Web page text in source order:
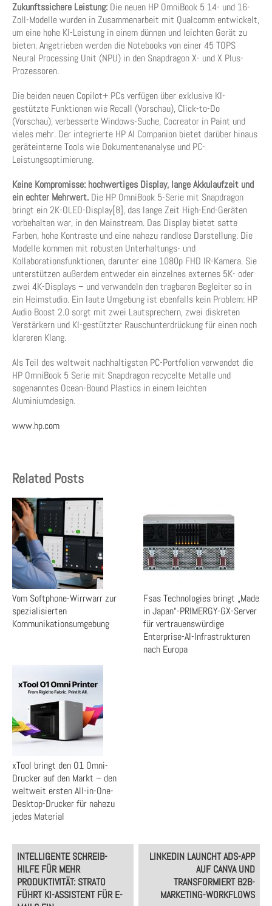
Zukunftssichere Leistung: Die neuen HP OmniBook 5 14- und 16-
Zoll-Modelle wurden in Zusammenarbeit mit Qualcomm entwickelt,
um eine hohe KI-Leistung in einem dünnen und leichten Gerät zu
bieten. Angetrieben werden die Notebooks von einer 45 TOPS
Neural Processing Unit (NPU) in den Snapdragon X- und X Plus-
Prozessoren.
Die beiden neuen Copilot+ PCs verfügen über exklusive KI-
gestützte Funktionen wie Recall (Vorschau), Click-to-Do
(Vorschau), verbesserte Windows-Suche, Cocreator in Paint und
vieles mehr. Der integrierte HP AI Companion bietet darüber hinaus
geräteinterne Tools wie Dokumentenanalyse und PC-
Leistungsoptimierung.
Keine Kompromisse: hochwertiges Display, lange Akkulaufzeit und
ein echter Mehrwert. Die HP OmniBook 5-Serie mit Snapdragon
bringt ein 2K-OLED-Display[8], das lange Zeit High-End-Geräten
vorbehalten war, in den Mainstream. Das Display bietet satte
Farben, hohe Kontraste und eine nahezu randlose Darstellung. Die
Modelle kommen mit robusten Unterhaltungs- und
Kollaborationsfunktionen, darunter eine 1080p FHD IR-Kamera. Sie
unterstützen außerdem entweder ein einzelnes externes 5K- oder
zwei 4K-Displays – und verwandeln den tragbaren Begleiter so in
ein Heimstudio. Ein laute Umgebung ist ebenfalls kein Problem: HP
Audio Boost 2.0 sorgt mit zwei Lautsprechern, zwei diskreten
Verstärkern und KI-gestützter Rauschunterdrückung für einen noch
klareren Klang.
Als Teil des weltweit nachhaltigsten PC-Portfolion verwendet die
HP OmniBook 5 Serie mit Snapdragon recycelte Metalle und
sogenanntes Ocean-Bound Plastics in einem leichten
Aluminiumdesign.
www.hp.com
Related Posts
Vom Softphone-Wirrwarr zur
spezialisierten
Kommunikationsumgebung
Fsas Technologies bringt „Made
in Japan“-PRIMERGY-GX-Server
für vertrauenswürdige
Enterprise-AI-Infrastrukturen
nach Europa
xTool bringt den O1 Omni-
Drucker auf den Markt – den
weltweit ersten All-in-One-
Desktop-Drucker für nahezu
jedes Material
Post
navigation
INTELLIGENTE SCHREIB-
HILFE FÜR MEHR
PRODUKTIVITÄT: STRATO
FÜHRT KI-ASSISTENT FÜR E-
LINKEDIN LAUNCHT ADS-APP
AUF CANVA UND
TRANSFORMIERT B2B-
MARKETING-WORKFLOWS